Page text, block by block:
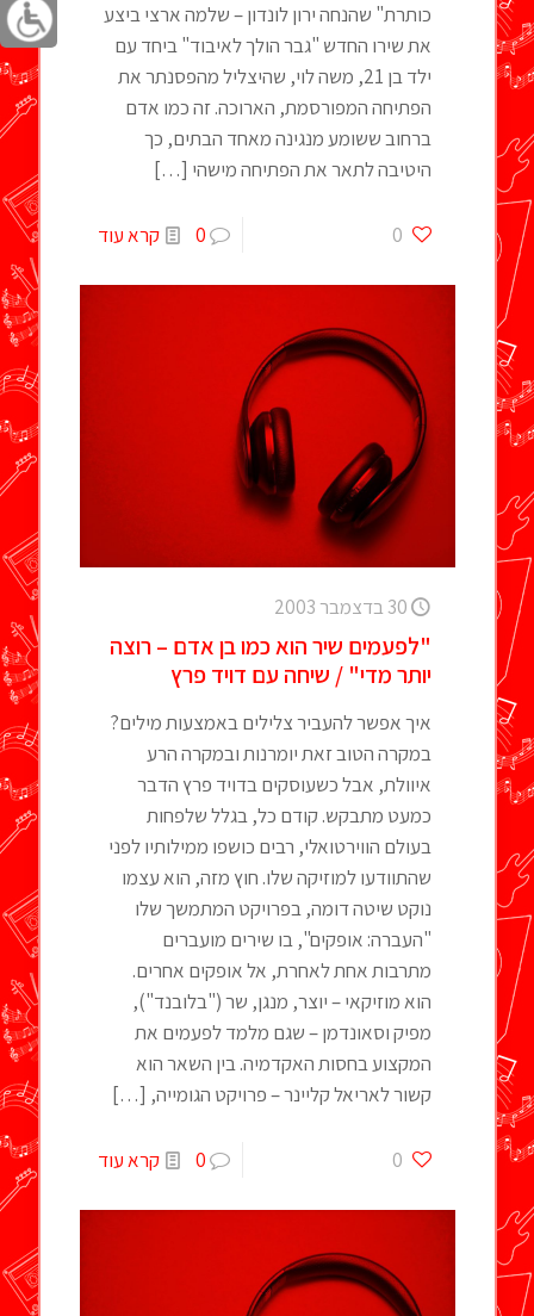
כותרת" שהנחה ירון לונדון – שלמה ארצי ביצע
את שירו החדש "גבר הולך לאיבוד" ביחד עם
ילד בן 21, משה לוי, שהיצליל מהפסנתר את
הפתיחה המפורסמת, הארוכה. זה כמו אדם
ברחוב ששומע מנגינה מאחד הבתים, כך
היטיבה לתאר את הפתיחה מישהי […]
0
0 קרא עוד
30 בדצמבר 2003
"לפעמים שיר הוא כמו בן אדם – רוצה
יותר מדי" / שיחה עם דויד פרץ
איך אפשר להעביר צלילים באמצעות מילים?
במקרה הטוב זאת יומרנות ובמקרה הרע
איוולת, אבל כשעוסקים בדויד פרץ הדבר
כמעט מתבקש. קודם כל, בגלל שלפחות
בעולם הווירטואלי, רבים כושפו ממילותיו לפני
שהתוודעו למוזיקה שלו. חוץ מזה, הוא עצמו
נוקט שיטה דומה, בפרויקט המתמשך שלו
"העברה: אופקים", בו שירים מועברים
מתרבות אחת לאחרת, אל אופקים אחרים.
הוא מוזיקאי – יוצר, מנגן, שר ("בלובנד"),
מפיק וסאונדמן – שגם מלמד לפעמים את
המקצוע בחסות האקדמיה. בין השאר הוא
קשור לאריאל קליינר – פרויקט הגומייה, […]
0
0 קרא עוד